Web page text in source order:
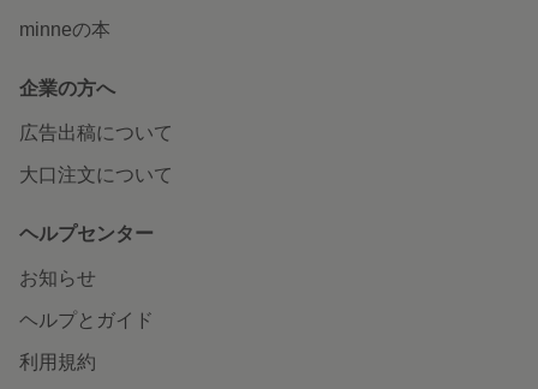
minneの本
企業の方へ
広告出稿について
大口注文について
ヘルプセンター
お知らせ
ヘルプとガイド
利用規約